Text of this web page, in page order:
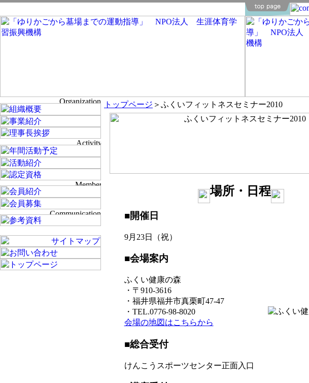
トップページ ＞ふくいフィットネスセミナー2010
場所・日程
■開催日
9月23日（祝）
■会場案内
ふくい健康の森
・〒910-3616
・福井県福井市真栗町47-47
・TEL.0776-98-8020
会場の地図はこちらから
■総合受付
けんこうスポーツセンター正面入口